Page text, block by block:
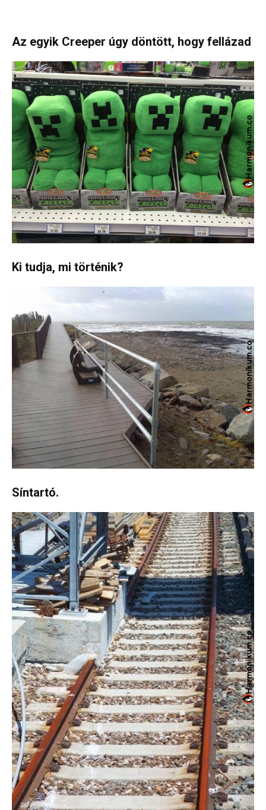
Az egyik Creeper úgy döntött, hogy fellázad
Ki tudja, mi történik?
Síntartó.